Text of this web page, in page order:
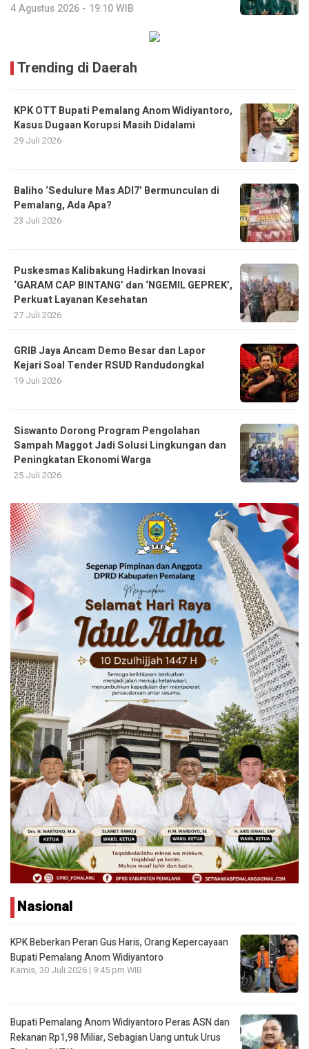
4 Agustus 2026 - 19:10 WIB
Trending di Daerah
KPK OTT Bupati Pemalang Anom Widiyantoro,
Kasus Dugaan Korupsi Masih Didalami
29 Juli 2026
Baliho ‘Sedulure Mas ADI7’ Bermunculan di
Pemalang, Ada Apa?
23 Juli 2026
Puskesmas Kalibakung Hadirkan Inovasi
‘GARAM CAP BINTANG’ dan ‘NGEMIL GEPREK’,
Perkuat Layanan Kesehatan
27 Juli 2026
GRIB Jaya Ancam Demo Besar dan Lapor
Kejari Soal Tender RSUD Randudongkal
19 Juli 2026
Siswanto Dorong Program Pengolahan
Sampah Maggot Jadi Solusi Lingkungan dan
Peningkatan Ekonomi Warga
25 Juli 2026
Nasional
KPK Beberkan Peran Gus Haris, Orang Kepercayaan
Bupati Pemalang Anom Widiyantoro
Kamis, 30 Juli 2026 | 9:45 pm WIB
Bupati Pemalang Anom Widiyantoro Peras ASN dan
Rekanan Rp1,98 Miliar, Sebagian Uang untuk Urus